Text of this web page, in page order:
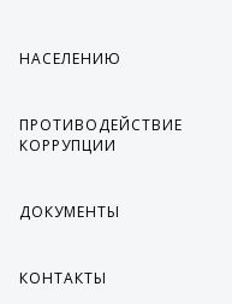
НАСЕЛЕНИЮ
ПРОТИВОДЕЙСТВИЕ
КОРРУПЦИИ
ДОКУМЕНТЫ
КОНТАКТЫ